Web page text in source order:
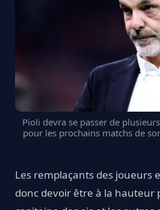
Pioli devra se passer de
pour les prochains matchs de
Les remplaçants des joueurs
donc devoir être à la hauteur